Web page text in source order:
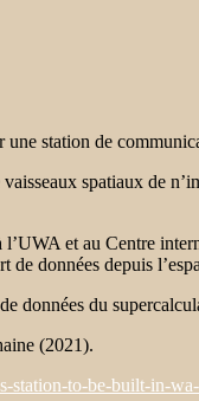
une station de
spatiaux de
et au Centre
de données depuis
données du
(2021).
station-to-be-built-in-wa-